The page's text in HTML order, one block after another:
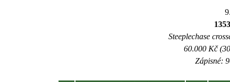
Steeplechase
60.000 Kč
Zápisné: